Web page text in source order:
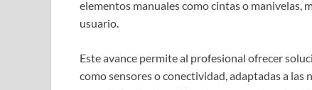
elementos manuales como cintas o manivelas,
usuario.
Este avance permite al profesional ofrecer
como sensores o conectividad, adaptadas a